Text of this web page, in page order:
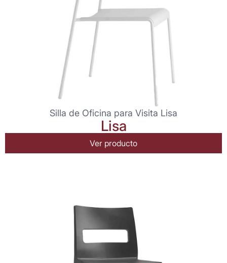
Silla de Oficina para Visita Lisa
Lisa
Ver producto